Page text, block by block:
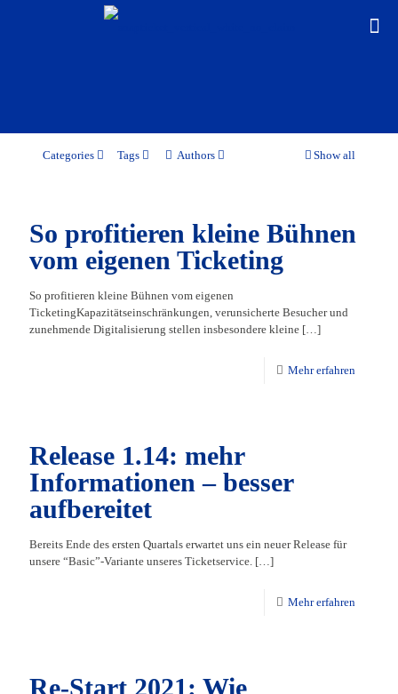
Categories Tags Authors Show all
So profitieren kleine Bühnen
vom eigenen Ticketing
So profitieren kleine Bühnen vom eigenen
TicketingKapazitätseinschränkungen, verunsicherte Besucher und
zunehmende Digitalisierung stellen insbesondere kleine […]
Mehr erfahren
Release 1.14: mehr
Informationen – besser
aufbereitet
Bereits Ende des ersten Quartals erwartet uns ein neuer Release für
unsere “Basic”-Variante unseres Ticketservice. […]
Mehr erfahren
Re-Start 2021: Wie